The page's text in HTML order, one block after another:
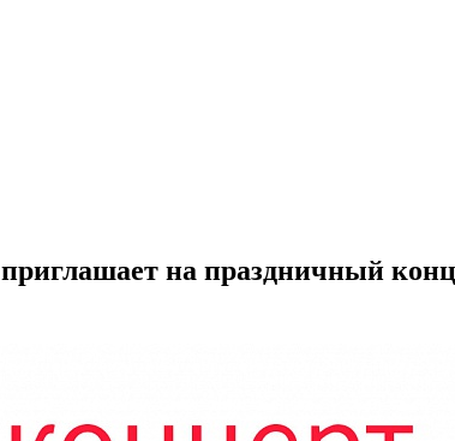
приглашает на праздничный